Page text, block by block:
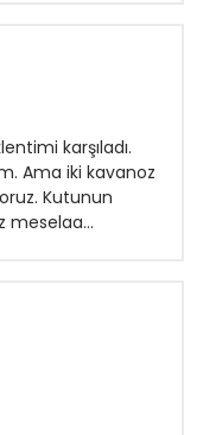
karşıladı.
Ama iki kavanoz
Kutunun
meselaa...